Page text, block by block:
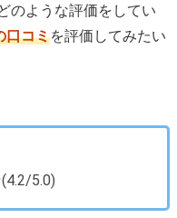
のような評価をしてい
口コミを評価してみたい
5.0)